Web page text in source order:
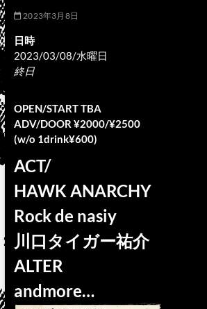
2023年3月8日
日時
2023/03/08/水曜日
終日
OPEN/START TBA
ADV/DOOR ¥2000/¥2500
(w/o 1drink¥600)
ACT/
HAWK ANARCHY
Rock de nasiy
川口タイガー祐介
ALTER
andmore…